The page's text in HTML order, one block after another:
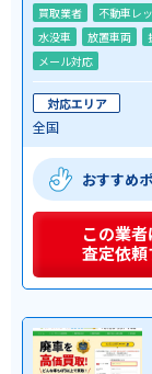
買取業者 不動車レ
水没車
放置車両
メール対応
対応エリア
全国
おすすめ
この業者
査定依頼